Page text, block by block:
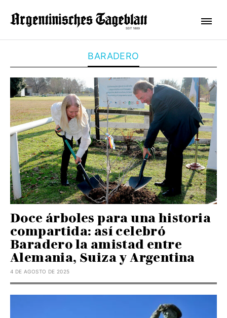
BARADERO
Doce árboles para una historia
compartida: así celebró
Baradero la amistad entre
Alemania, Suiza y Argentina
4 DE AGOSTO DE 2025